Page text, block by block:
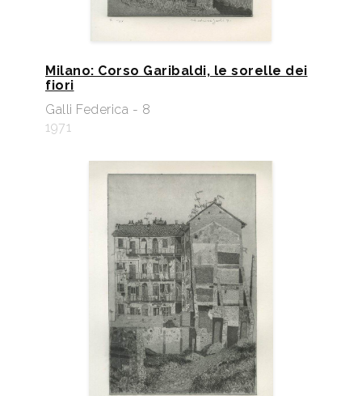
Milano: Corso Garibaldi, le sorelle dei
fiori
Galli Federica - 8
1971